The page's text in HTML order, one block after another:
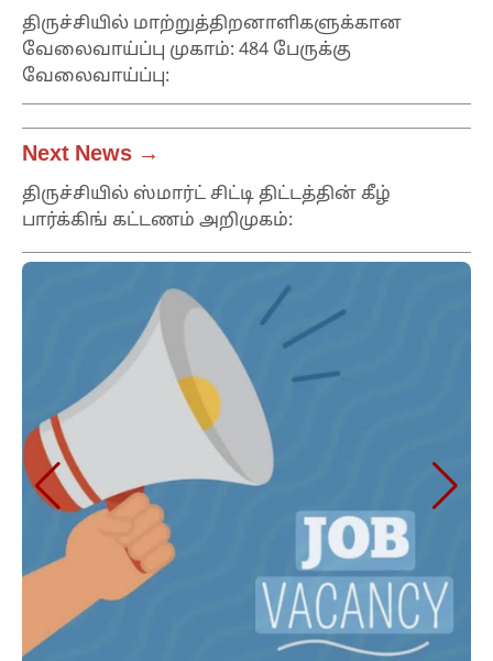
திருச்சியில் மாற்றுத்திறனாளிகளுக்கான
வேலைவாய்ப்பு முகாம்: 484 பேருக்கு
வேலைவாய்ப்பு:
Next News →
திருச்சியில் ஸ்மார்ட் சிட்டி திட்டத்தின் கீழ்
பார்க்கிங் கட்டணம் அறிமுகம்: